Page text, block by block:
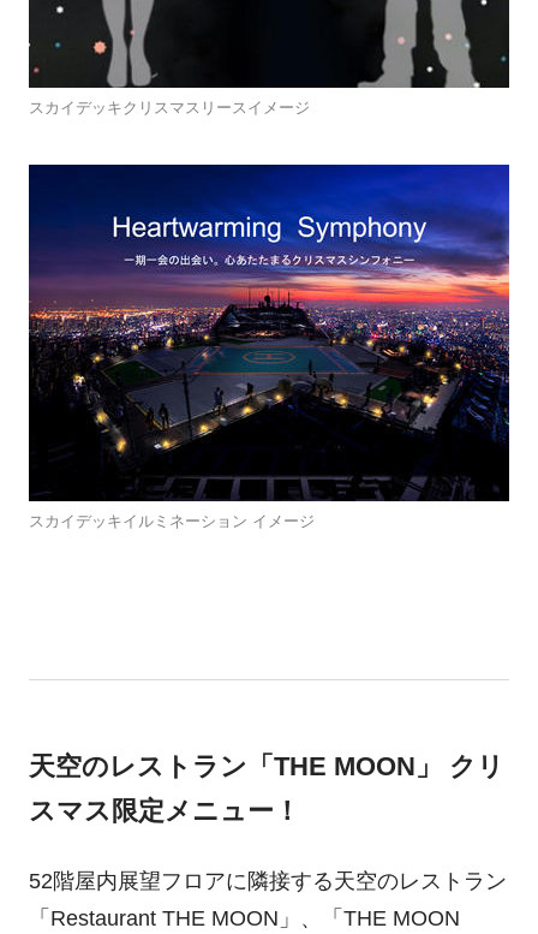
スカイデッキクリスマスリースイメージ
スカイデッキイルミネーション イメージ
天空のレストラン「THE MOON」 クリ
スマス限定メニュー！
52階屋内展望フロアに隣接する天空のレストラン
「Restaurant THE MOON」、「THE MOON